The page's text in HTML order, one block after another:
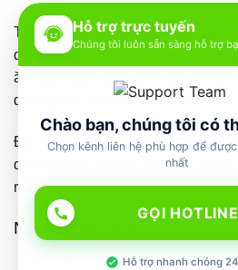
Theo Đông y, thịt ếch có tính hàn,
dụng bồi bổ, lợi tiểu, thanh nhiệt,
ăn ngủ ngon. Bên cạnh đó, thịt
dưỡng cho phụ nữ sau sinh nở
Đặc biệt, ăn thịt ếch giúp cải thiện
dưỡng ở trẻ em. Hỗ trợ điều trị
ra mồ hôi trộm, biếng ăn, ho, sốt,…
Nguyên liệu nấu ếch xào sả
Thịt ếch: 500g
Hỗ trợ trực tuyến
Chúng tôi luôn sẵn sàng hỗ trợ
Chào bạn, chúng tôi có
Chọn kênh liên hệ phù hợp để
nhất
GỌI HOTLINE
Hỗ trợ nhanh chóng